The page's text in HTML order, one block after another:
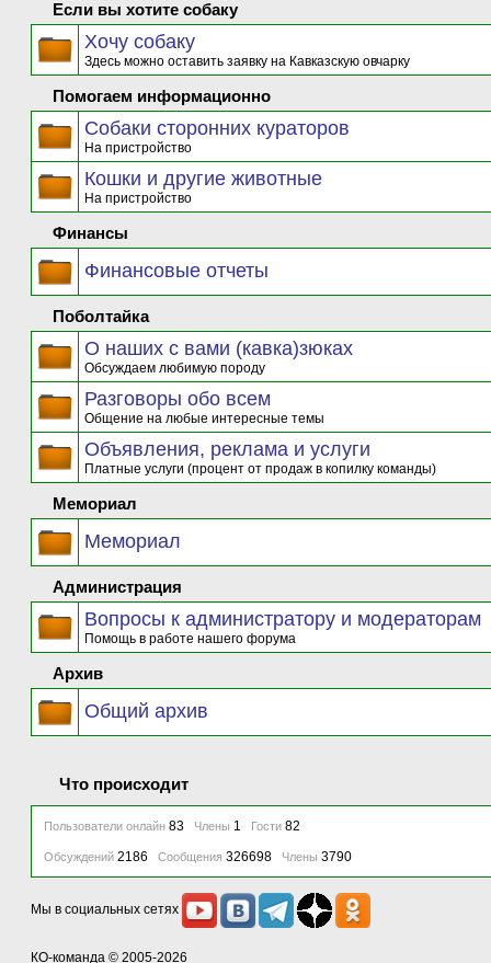
Если вы хотите собаку
Хочу собаку
Здесь можно оставить заявку на Кавказскую овчарку
Помогаем информационно
Собаки сторонних кураторов
На пристройство
Кошки и другие животные
На пристройство
Финансы
Финансовые отчеты
Поболтайка
О наших с вами (кавка)зюках
Обсуждаем любимую породу
Разговоры обо всем
Общение на любые интересные темы
Объявления, реклама и услуги
Платные услуги (процент от продаж в копилку команды)
Мемориал
Мемориал
Администрация
Вопросы к администратору и модераторам
Помощь в работе нашего форума
Архив
Общий архив
Что происходит
Пользователи онлайн 83 Члены 1 Гости 82
Обсуждений 2186 Сообщения 326698 Члены 3790
Мы в социальных сетях
КО-команда © 2005-2026